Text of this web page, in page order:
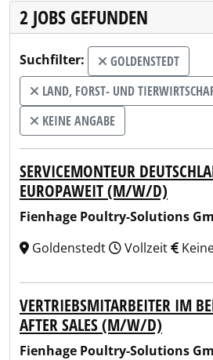
2 JOBS GEFUNDEN
Suchfilter:
GOLDENSTEDT
LAND, FORST- UND
KEINE ANGABE
SERVICEMONTEUR
EUROPAWEIT (M/W/D)
Fienhage Poultry-Solutions
Goldenstedt
Vollzeit
VERTRIEBSMITARBEITER IM
AFTER SALES (M/W/D)
Fienhage Poultry-Solutions